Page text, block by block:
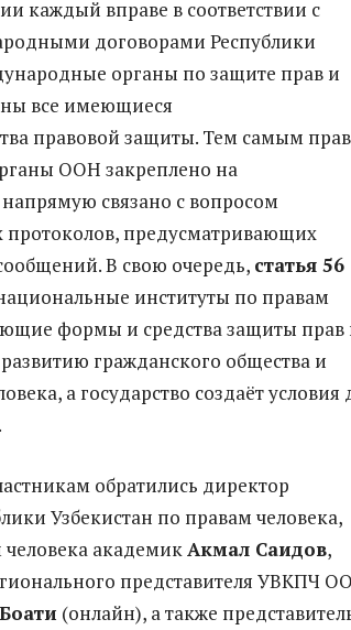
каждый вправе в соответствии с
договорами Республики
органы по защите прав и
все имеющиеся
правовой защиты. Тем самым
ООН закреплено на
связано с вопросом
предусматривающих
В свою очередь, статья 56
институты по правам
формы и средства защиты прав
гражданского общества и
а государство создаёт условия
обратились директор
Узбекистан по правам человека,
академикАкмал Саидов,
представителя УВКПЧ
(онлайн), а также